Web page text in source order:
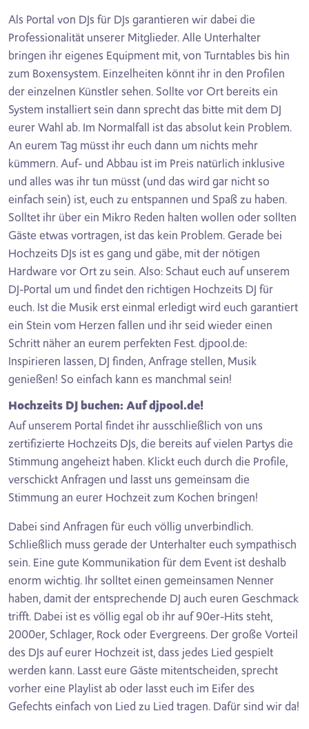
Als Portal von DJs für DJs garantieren wir dabei die
Professionalität unserer Mitglieder. Alle Unterhalter
bringen ihr eigenes Equipment mit, von Turntables bis hin
zum Boxensystem. Einzelheiten könnt ihr in den Profilen
der einzelnen Künstler sehen. Sollte vor Ort bereits ein
System installiert sein dann sprecht das bitte mit dem DJ
eurer Wahl ab. Im Normalfall ist das absolut kein Problem.
An eurem Tag müsst ihr euch dann um nichts mehr
kümmern. Auf- und Abbau ist im Preis natürlich inklusive
und alles was ihr tun müsst (und das wird gar nicht so
einfach sein) ist, euch zu entspannen und Spaß zu haben.
Solltet ihr über ein Mikro Reden halten wollen oder sollten
Gäste etwas vortragen, ist das kein Problem. Gerade bei
Hochzeits DJs ist es gang und gäbe, mit der nötigen
Hardware vor Ort zu sein. Also: Schaut euch auf unserem
DJ-Portal um und findet den richtigen Hochzeits DJ für
euch. Ist die Musik erst einmal erledigt wird euch garantiert
ein Stein vom Herzen fallen und ihr seid wieder einen
Schritt näher an eurem perfekten Fest. djpool.de:
Inspirieren lassen, DJ finden, Anfrage stellen, Musik
genießen! So einfach kann es manchmal sein!
Hochzeits DJ buchen: Auf djpool.de!
Auf unserem Portal findet ihr ausschließlich von uns
zertifizierte Hochzeits DJs, die bereits auf vielen Partys die
Stimmung angeheizt haben. Klickt euch durch die Profile,
verschickt Anfragen und lasst uns gemeinsam die
Stimmung an eurer Hochzeit zum Kochen bringen!
Dabei sind Anfragen für euch völlig unverbindlich.
Schließlich muss gerade der Unterhalter euch sympathisch
sein. Eine gute Kommunikation für dem Event ist deshalb
enorm wichtig. Ihr solltet einen gemeinsamen Nenner
haben, damit der entsprechende DJ auch euren Geschmack
trifft. Dabei ist es völlig egal ob ihr auf 90er-Hits steht,
2000er, Schlager, Rock oder Evergreens. Der große Vorteil
des DJs auf eurer Hochzeit ist, dass jedes Lied gespielt
werden kann. Lasst eure Gäste mitentscheiden, sprecht
vorher eine Playlist ab oder lasst euch im Eifer des
Gefechts einfach von Lied zu Lied tragen. Dafür sind wir da!